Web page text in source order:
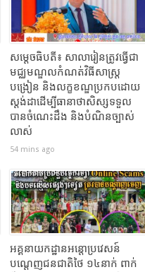
សម្ដេចធិបតី៖ សាលារៀនត្រូវធ្វើជា
មជ្ឈមណ្ឌលកំណត់វិធីសាស្ត្រ
បង្រៀន និងលក្ខខណ្ឌប្រកបដោយ
ស្តង់ដាដើម្បីធានាថាសិស្សទទួល
បានចំណេះដឹង និងបំណិនច្បាស់
លាស់
54 mins ago
អគ្គនាយកដ្ឋានអន្តោប្រវេសន៍
បណ្ដេញជនជាតិថៃ ១៤នាក់ ពាក់